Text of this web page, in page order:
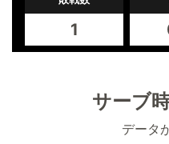
1
サーブ
データ